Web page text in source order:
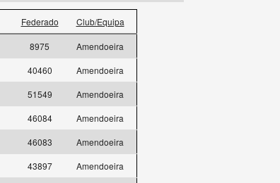
Federado Club/Equipa
8975
Amendoeira
40460
Amendoeira
51549
Amendoeira
46084
Amendoeira
46083
Amendoeira
43897
Amendoeira